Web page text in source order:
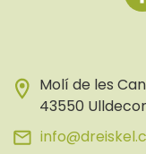
Molí de les
43550